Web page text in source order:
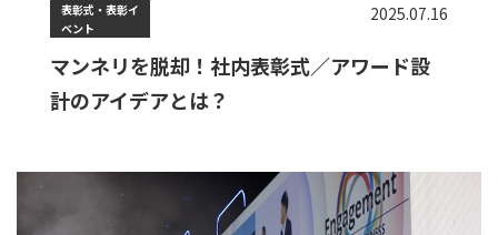
表彰式・表彰イ
ベント
2025.07.16
マンネリを脱却！社内表彰式／アワード設
計のアイデアとは？